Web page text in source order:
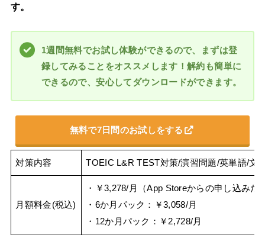
す。
1週間無料でお試し体験ができるので、まずは登
録してみることをオススメします！解約も簡単に
できるので、安心してダウンロードができます。
無料で7日間のお試しをする
対策内容 TOEIC L&R TEST対策/演習問題/英単語/文
月額料金(税込)
・￥3,278/月（App Storeからの申し込みだ
・6か月パック：￥3,058/月
・12か月パック：￥2,728/月